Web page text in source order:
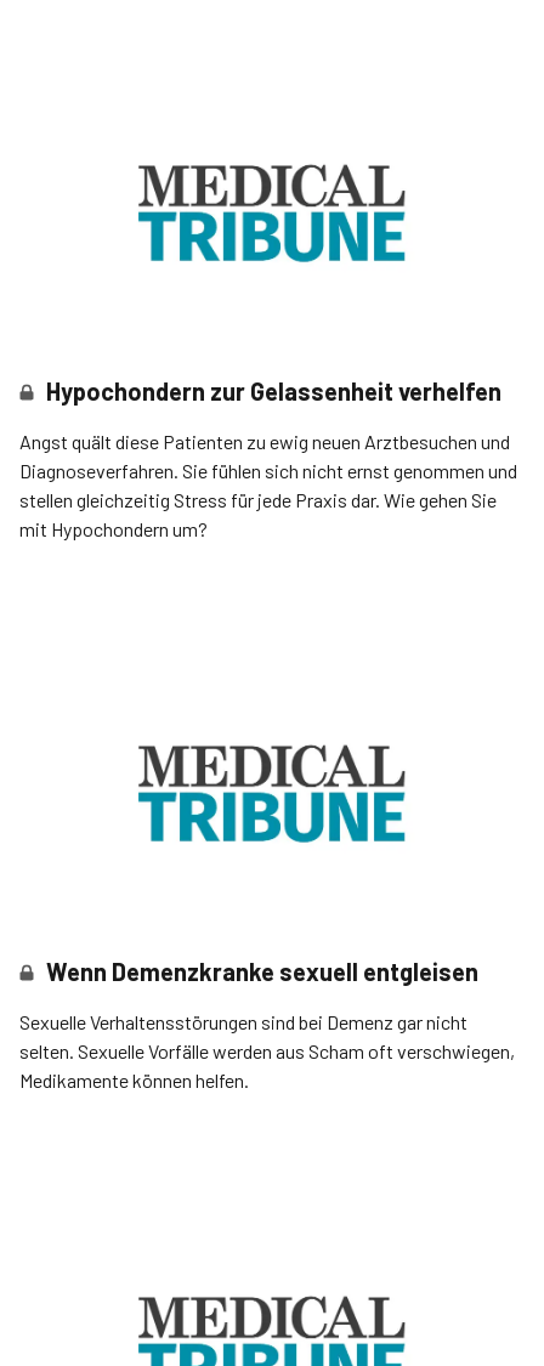
Hypochondern zur Gelassenheit verhelfen
Angst quält diese Patienten zu ewig neuen Arztbesuchen und
Diagnoseverfahren. Sie fühlen sich nicht ernst genommen und
stellen gleichzeitig Stress für jede Praxis dar. Wie gehen Sie
mit Hypochondern um?
Wenn Demenzkranke sexuell entgleisen
Sexuelle Verhaltensstörungen sind bei Demenz gar nicht
selten. Sexuelle Vorfälle werden aus Scham oft verschwiegen,
Medikamente können helfen.